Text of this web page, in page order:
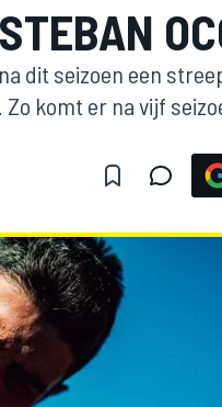
dit seizoen een
komt er na vijf